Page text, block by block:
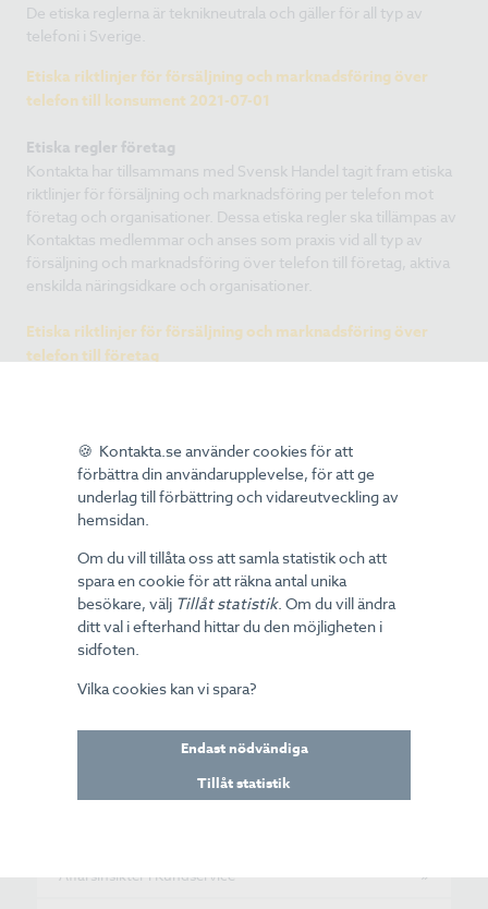
Kontaktas affärsetiska principer
Etiska regler
och kundservice
Etiska regler för försäljning och marknadföring
över telefon
Servicehandboken
Skriftlighetskrav telefonsälj
Tillgänglighet till kundservice
Affärsinsikter i Kundservice
De etiska reglerna är teknikneutrala och gäller för all typ av
telefoni i Sverige.
Etiska riktlinjer för försäljning och marknadsföring över
telefon till konsument 2021-07-01
Etiska regler företag
Kontakta har tillsammans med Svensk Handel tagit fram etiska
riktlinjer för försäljning och marknadsföring per telefon mot
företag och organisationer. Dessa etiska regler ska tillämpas av
Kontaktas medlemmar och anses som praxis vid all typ av
försäljning och marknadsföring över telefon till företag, aktiva
enskilda näringsidkare och organisationer.
Etiska riktlinjer för försäljning och marknadsföring över
telefon till företag
🍪 Kontakta.se använder cookies för att
förbättra din användarupplevelse, för att ge
underlag till förbättring och vidareutveckling av
hemsidan.
Om du vill tillåta oss att samla statistik och att
spara en cookie för att räkna antal unika
besökare, välj Tillåt statistik. Om du vill ändra
ditt val i efterhand hittar du den möjligheten i
sidfoten.
Vilka cookies kan vi spara?
Endast nödvändiga
Tillåt statistik